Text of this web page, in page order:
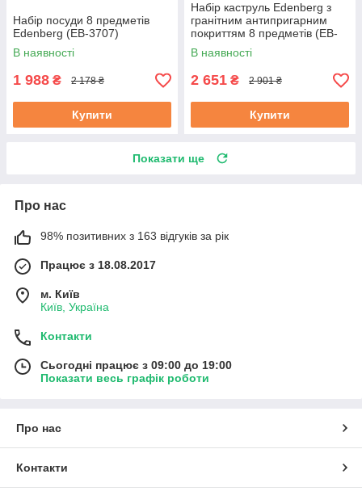
Набір посуди 8 предметів
Edenberg (EB-3707)
В наявності
1 988 ₴ 2 178 ₴
Купити
Набір каструль Edenberg з
гранітним антипригарним
покриттям 8 предметів (EB-
8035)
В наявності
2 651 ₴ 2 901 ₴
Купити
Показати ще
Про нас
98% позитивних з 163 відгуків за рік
Працює з 18.08.2017
м. Київ
Київ, Україна
Контакти
Сьогодні працює з 09:00 до 19:00
Показати весь графік роботи
Про нас
Контакти